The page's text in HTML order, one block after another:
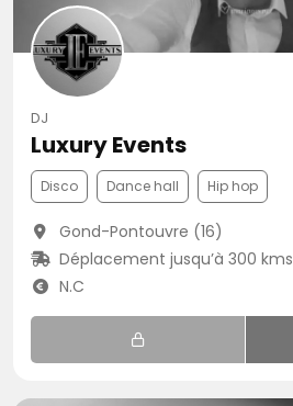
DJ
Luxury Events
Disco Dance hall Hip hop
Gond-Pontouvre (16)
Déplacement jusqu’à 300 kms
N.C